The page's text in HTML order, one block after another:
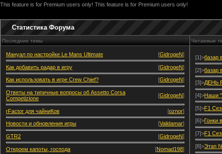
This feature is for Premium users only! This feature is for Premium users only!
Статистика Форума
Последние темы Читаемые
Мануал по настройке Le Mans Ultimate [GidrogeN]
Как добавить радар в игру [GidrogeN]
Как использовать в игре Crew Chief? [GidrogeN]
Ответы на типичные вопросы об Assetto Corsa
Competizione
[GidrogeN]
rFactor для чайниКов [oznor]
Новости и обновления игры [Validamar]
GTR2 [GidrogeN]
Откроем капоты, господа [Nomad198]
[1]>базар
[2]>базар
[3]>ДЕНЬ
[4]>Наши
[5]>F1
[6]>Гонки
[7]>F1
[8]>Этап